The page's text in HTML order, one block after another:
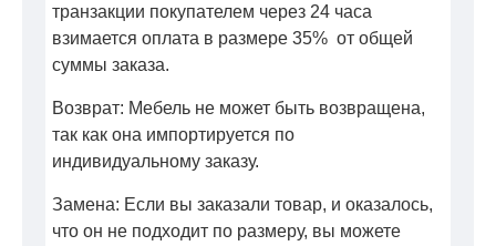
транзакции покупателем через 24 часа
взимается оплата в размере 35% от общей
суммы заказа.
Возврат: Мебель не может быть возвращена,
так как она импортируется по
индивидуальному заказу.
Замена: Если вы заказали товар, и оказалось,
что он не подходит по размеру, вы можете